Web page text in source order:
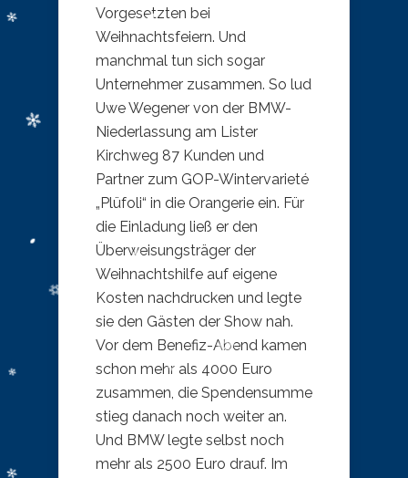
Vorgesetzten bei
Weihnachtsfeiern. Und
manchmal tun sich sogar
Unternehmer zusammen. So lud
Uwe Wegener von der BMW-
Niederlassung am Lister
Kirchweg 87 Kunden und
Partner zum GOP-Wintervarieté
„Plüfoli“ in die Orangerie ein. Für
die Einladung ließ er den
Überweisungsträger der
Weihnachtshilfe auf eigene
Kosten nachdrucken und legte
sie den Gästen der Show nah.
Vor dem Benefiz-Abend kamen
schon mehr als 4000 Euro
zusammen, die Spendensumme
stieg danach noch weiter an.
Und BMW legte selbst noch
mehr als 2500 Euro drauf. Im